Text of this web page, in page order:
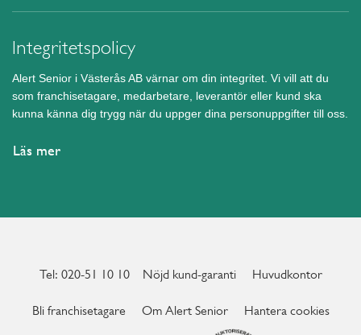
Integritetspolicy
Alert Senior i Västerås AB värnar om din integritet. Vi vill att du
som franchisetagare, medarbetare, leverantör eller kund ska
kunna känna dig trygg när du uppger dina personuppgifter till oss.
Läs mer
Tel: 020-51 10 10 Nöjd kund-garanti Huvudkontor
Bli franchisetagare Om Alert Senior Hantera cookies